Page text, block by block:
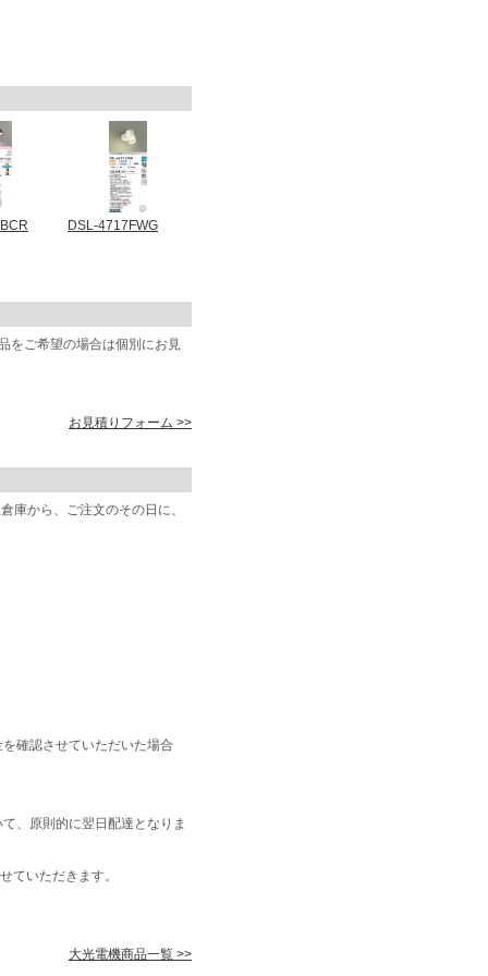
DSL-4717FWG
をご希望の場合は個別にお見
お見積りフォーム >>
から、ご注文のその日に、
確認させていただいた場合
、原則的に翌日配達となりま
ていただきます。
大光電機商品一覧 >>